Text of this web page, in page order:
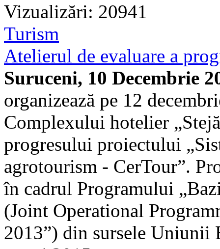
Vizualizări: 20941
Turism
Atelierul de evaluare a
Suruceni, 10 Decembrie
organizează pe 12
Complexului hotelier
progresului proiectului
agrotourism - CerTour”.
în cadrul Programului
(Joint Operational
2013”) din sursele Uniunii